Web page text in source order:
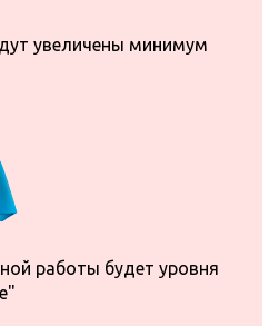
увеличены минимум
работы будет уровня